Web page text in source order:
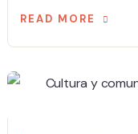
READ MORE